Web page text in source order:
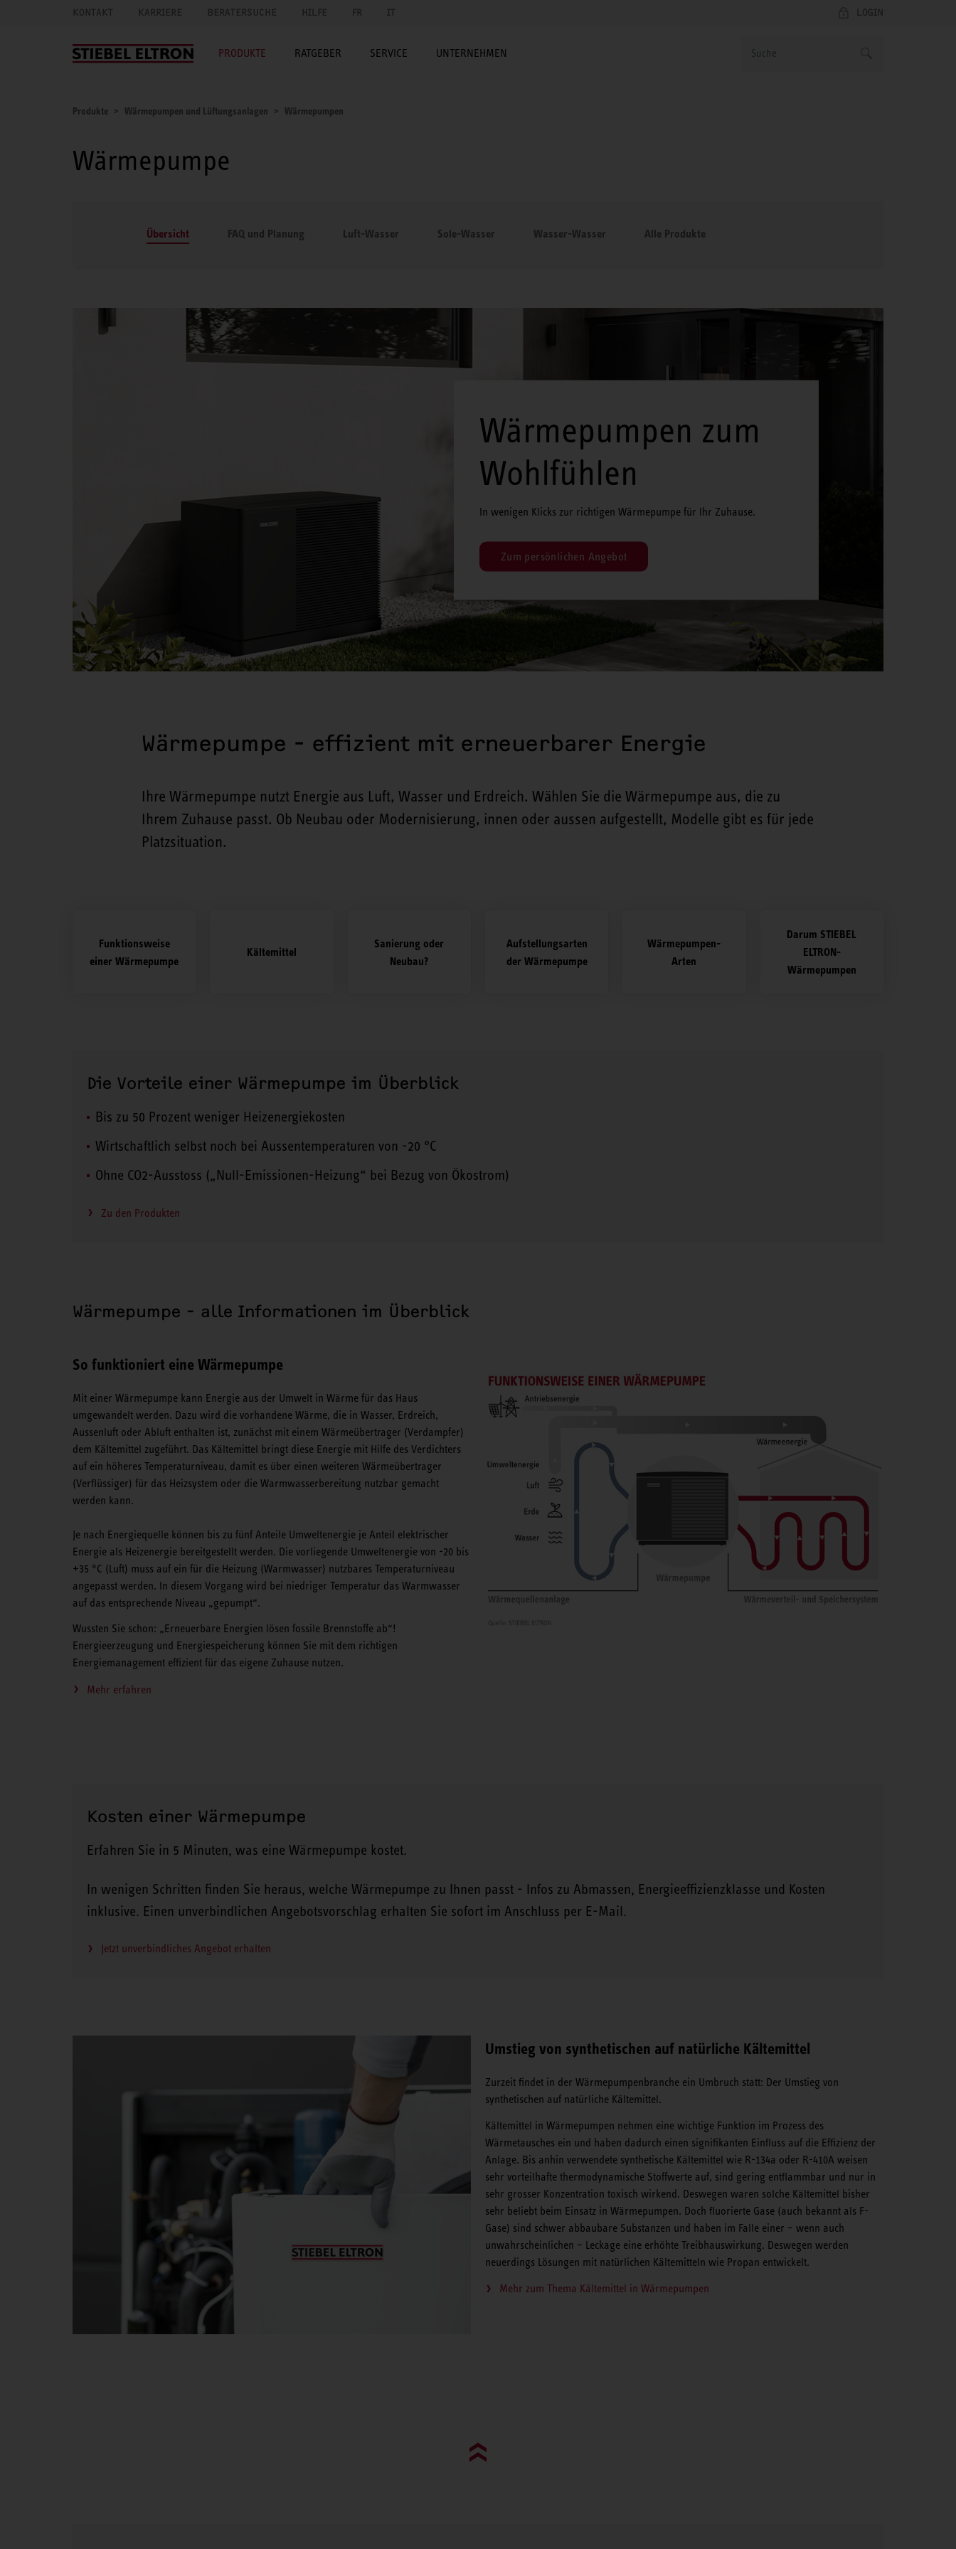
KONTAKT KARRIERE BERATERSUCHE HILFE FR IT LOGIN
PRODUKTE RATGEBER SERVICE UNTERNEHMEN
Produkte Wärmepumpen und Lüftungsanlagen Wärmepumpen
Wärmepumpe
Übersicht FAQ und Planung Luft-Wasser Sole-Wasser Wasser-Wasser Alle Produkte
Wärmepumpen zum
Wohlfühlen
In wenigen Klicks zur richtigen Wärmepumpe für Ihr Zuhause.
Zum persönlichen Angebot
Wärmepumpe - effizient mit erneuerbarer Energie
Ihre Wärmepumpe nutzt Energie aus Luft, Wasser und Erdreich. Wählen Sie die Wärmepumpe aus, die zu
Ihrem Zuhause passt. Ob Neubau oder Modernisierung, innen oder aussen aufgestellt, Modelle gibt es für jede
Platzsituation.
Funktionsweise
einer Wärmepumpe
Kältemittel
Sanierung oder
Neubau?
Aufstellungsarten
der Wärmepumpe
Wärmepumpen-
Arten
Darum STIEBEL
ELTRON-
Wärmepumpen
Die Vorteile einer Wärmepumpe im Überblick
Bis zu 50 Prozent weniger Heizenergiekosten
Wirtschaftlich selbst noch bei Aussentemperaturen von -20 °C
Ohne CO2-Ausstoss („Null-Emissionen-Heizung“ bei Bezug von Ökostrom)
Zu den Produkten
Wärmepumpe - alle Informationen im Überblick
So funktioniert eine Wärmepumpe
Mit einer Wärmepumpe kann Energie aus der Umwelt in Wärme für das Haus
umgewandelt werden. Dazu wird die vorhandene Wärme, die in Wasser, Erdreich,
Aussenluft oder Abluft enthalten ist, zunächst mit einem Wärmeübertrager (Verdampfer)
dem Kältemittel zugeführt. Das Kältemittel bringt diese Energie mit Hilfe des Verdichters
auf ein höheres Temperaturniveau, damit es über einen weiteren Wärmeübertrager
(Verflüssiger) für das Heizsystem oder die Warmwasserbereitung nutzbar gemacht
werden kann.
Je nach Energiequelle können bis zu fünf Anteile Umweltenergie je Anteil elektrischer
Energie als Heizenergie bereitgestellt werden. Die vorliegende Umweltenergie von -20 bis
+35 °C (Luft) muss auf ein für die Heizung (Warmwasser) nutzbares Temperaturniveau
angepasst werden. In diesem Vorgang wird bei niedriger Temperatur das Warmwasser
auf das entsprechende Niveau „gepumpt“.
Wussten Sie schon: „Erneuerbare Energien lösen fossile Brennstoffe ab“!
Energieerzeugung und Energiespeicherung können Sie mit dem richtigen
Energiemanagement effizient für das eigene Zuhause nutzen.
Mehr erfahren
Kosten einer Wärmepumpe
Erfahren Sie in 5 Minuten, was eine Wärmepumpe kostet.
In wenigen Schritten finden Sie heraus, welche Wärmepumpe zu Ihnen passt - Infos zu Abmassen, Energieeffizienzklasse und Kosten
inklusive. Einen unverbindlichen Angebotsvorschlag erhalten Sie sofort im Anschluss per E-Mail.
Jetzt unverbindliches Angebot erhalten
Umstieg von synthetischen auf natürliche Kältemittel
Zurzeit findet in der Wärmepumpenbranche ein Umbruch statt: Der Umstieg von
synthetischen auf natürliche Kältemittel.
Kältemittel in Wärmepumpen nehmen eine wichtige Funktion im Prozess des
Wärmetausches ein und haben dadurch einen signifikanten Einfluss auf die Effizienz der
Anlage. Bis anhin verwendete synthetische Kältemittel wie R-134a oder R-410A weisen
sehr vorteilhafte thermodynamische Stoffwerte auf, sind gering entflammbar und nur in
sehr grosser Konzentration toxisch wirkend. Deswegen waren solche Kältemittel bisher
sehr beliebt beim Einsatz in Wärmepumpen. Doch fluorierte Gase (auch bekannt als F-
Gase) sind schwer abbaubare Substanzen und haben im Falle einer – wenn auch
unwahrscheinlichen – Leckage eine erhöhte Treibhauswirkung. Deswegen werden
neuerdings Lösungen mit natürlichen Kältemitteln wie Propan entwickelt.
Mehr zum Thema Kältemittel in Wärmepumpen
Go to top (evo)